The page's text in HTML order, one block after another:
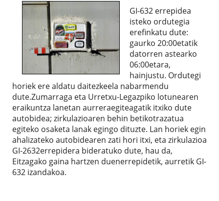
GI-632 errepidea
isteko ordutegia
erefinkatu dute:
gaurko 20:00etatik
datorren astearko
06:00etara,
hainjustu. Ordutegi
horiek ere aldatu daitezkeela nabarmendu
dute.Zumarraga eta Urretxu-Legazpiko lotunearen
eraikuntza lanetan aurreraegiteagatik itxiko dute
autobidea; zirkulazioaren behin betikotrazatua
egiteko osaketa lanak egingo dituzte. Lan horiek egin
ahalizateko autobidearen zati hori itxi, eta zirkulazioa
GI-2632errepidera bideratuko dute, hau da,
Eitzagako gaina hartzen duenerrepidetik, aurretik GI-
632 izandakoa.